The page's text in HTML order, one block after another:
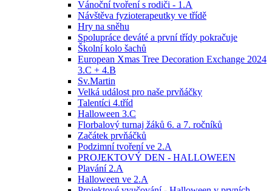
Vánoční tvoření s rodiči - 1.A
Návštěva fyzioterapeutky ve třídě
Hry na sněhu
Spolupráce deváté a první třídy pokračuje
Školní kolo šachů
European Xmas Tree Decoration Exchange 2024
3.C + 4.B
Sv.Martin
Velká událost pro naše prvňáčky
Talentíci 4.tříd
Halloween 3.C
Florbalový turnaj žáků 6. a 7. ročníků
Začátek prvňáčků
Podzimní tvoření ve 2.A
PROJEKTOVÝ DEN - HALLOWEEN
Plavání 2.A
Halloween ve 2.A